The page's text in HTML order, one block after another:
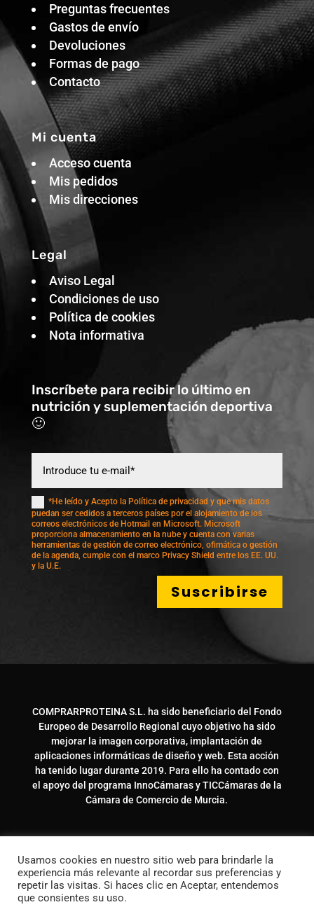
Preguntas frecuentes
Gastos de envío
Devoluciones
Formas de pago
Contacto
Mi cuenta
Acceso cuenta
Mis pedidos
Mis direcciones
Legal
Aviso Legal
Condiciones de uso
Política de cookies
Nota informativa
Inscríbete para recibir lo último en
nutrición y suplementación deportiva
🙂
*He leído y Acepto la Política de privacidad y que mis datos
puedan ser cedidos a terceros países por el alojamiento de los
correos electrónicos de Hotmail en Microsoft. Microsoft
proporciona almacenamiento en la nube y cuenta con varias
herramientas de gestión de correo electrónico, ofimática o gestión
de la agenda, cumple con el marco Privacy Shield entre los EE. UU.
y la U.E.
Suscribirse
COMPRARPROTEINA S.L. ha sido beneficiario del Fondo
Europeo de Desarrollo Regional cuyo objetivo ha sido
mejorar la imagen corporativa, implantación de
aplicaciones informáticas de diseño y web. Esta acción
ha tenido lugar durante 2019. Para ello ha contado con
el apoyo del programa InnoCámaras y TICCámaras de la
Cámara de Comercio de Murcia.
© Copyright 2020 Comprarproteina.com – Hecho
Usamos cookies en nuestro sitio web para brindarle la
experiencia más relevante al recordar sus preferencias y
repetir las visitas. Si haces clic en Aceptar, entendemos
que consientes su uso.